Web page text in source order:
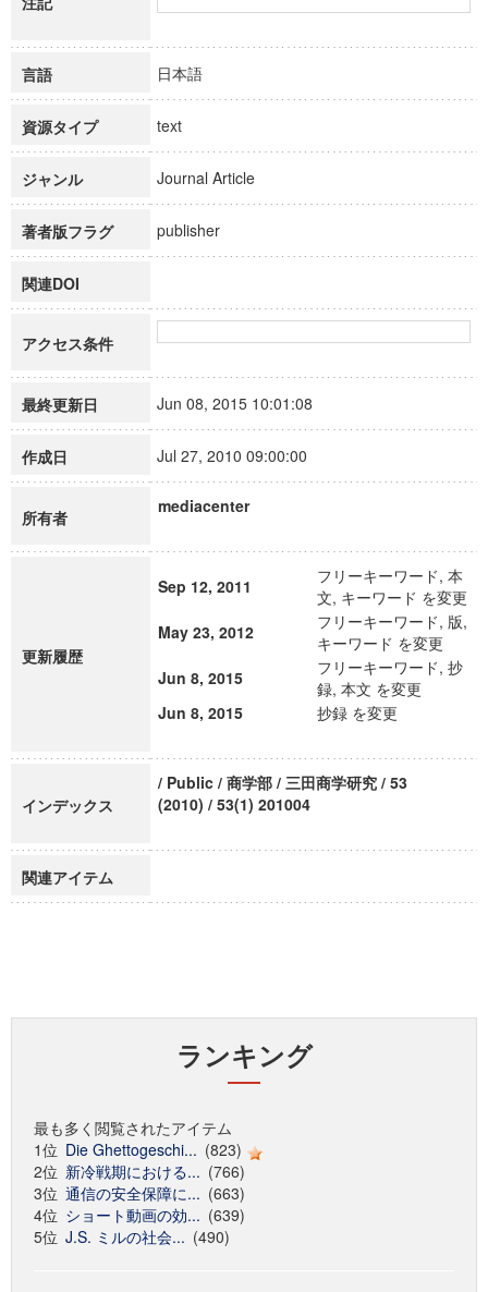
言語 日本語
資源タイプ text
ジャンル Journal Article
著者版フラグ publisher
関連DOI
アクセス条件
最終更新日 Jun 08, 2015 10:01:08
作成日 Jul 27, 2010 09:00:00
所有者
mediacenter
更新履歴
Sep 12, 2011
フリーキーワード, 本
文, キーワード を変更
May 23, 2012
フリーキーワード, 版,
キーワード を変更
Jun 8, 2015
フリーキーワード, 抄
録, 本文 を変更
Jun 8, 2015
抄録 を変更
インデックス
/ Public / 商学部 / 三田商学研究 / 53
(2010) / 53(1) 201004
関連アイテム
ランキング
最も多く閲覧されたアイテム
1位 Die Ghettogeschi... (823)
2位 新冷戦期における... (766)
3位 通信の安全保障に... (663)
4位 ショート動画の効... (639)
5位 J.S. ミルの社会... (490)